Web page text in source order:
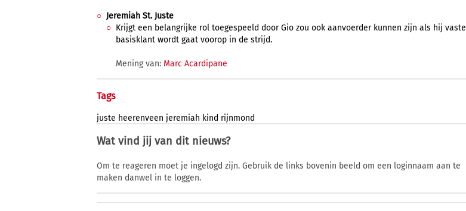
Jeremiah St. Juste
Krijgt een belangrijke rol toegespeeld door Gio zou ook aanvoerder kunnen zijn als hij vaste
basisklant wordt gaat voorop in de strijd.
Mening van: Marc Acardipane
Tags
juste heerenveen jeremiah kind rijnmond
Wat vind jij van dit nieuws?
Om te reageren moet je ingelogd zijn. Gebruik de links bovenin beeld om een loginnaam aan te
maken danwel in te loggen.